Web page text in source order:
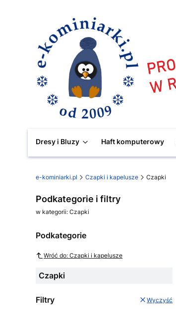
Dresy i Bluzy Haft komputerowy
e-kominiarki.pl Czapki i kapelusze Czapki
Podkategorie i filtry
w kategorii: Czapki
Podkategorie
Wróć do: Czapki i kapelusze
Czapki
Filtry Wyczyść